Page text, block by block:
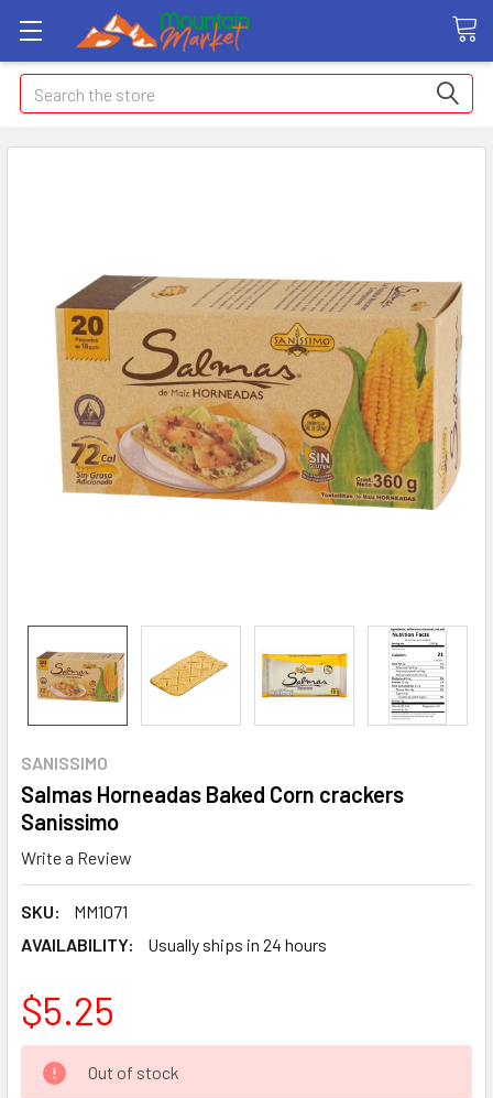
Search
SANISSIMO
Salmas Horneadas Baked Corn crackers
Sanissimo
Write a Review
SKU:
MM1071
AVAILABILITY:
Usually ships in 24 hours
$5.25
CURRENT
STOCK:
Out of stock